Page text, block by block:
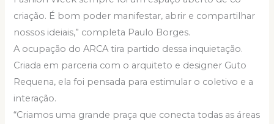
criação. É bom poder manifestar, abrir e compartilhar
nossos ideiais,” completa Paulo Borges.
A ocupação do ARCA tira partido dessa inquietação.
Criada em parceria com o arquiteto e designer Guto
Requena, ela foi pensada para estimular o coletivo e a
interação.
“Criamos uma grande praça que conecta todas as áreas